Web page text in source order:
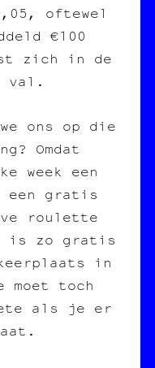
oftewel
€100
zich in de
val.
ons op die
Omdat
week een
een gratis
roulette
is zo gratis
in
moet toch
als je er